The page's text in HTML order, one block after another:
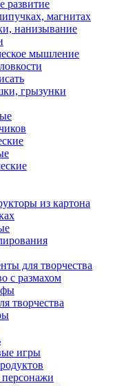
развитие
магнитах
нанизывание
мышление
грызунки
из картона
для творчества
с размахом
творчества
игры